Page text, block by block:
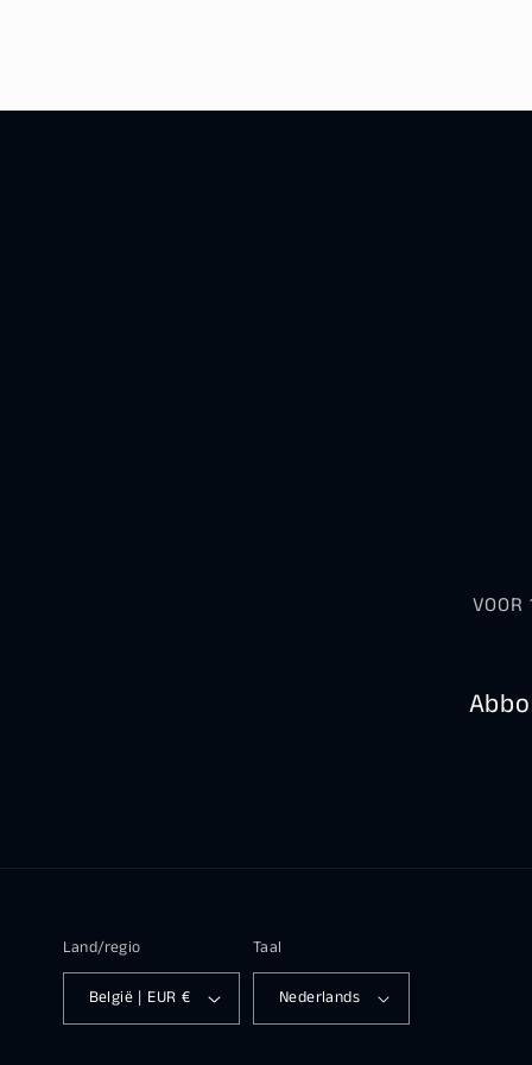
Land/regio
België | EUR €
Taal
Nederlands